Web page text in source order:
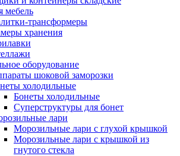
мебель
трансформеры
хранения
оборудование
шоковой заморозки
холодильные
Бонеты холодильные
Суперструктуры для бонет
лари
Морозильные лари с глухой крышкой
Морозильные лари с крышкой из
гнутого стекла